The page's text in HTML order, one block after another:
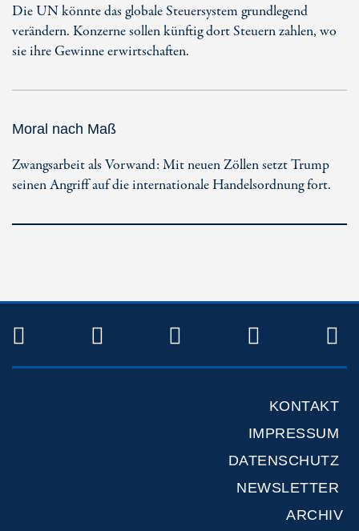
Die UN könnte das globale Steuersystem grundlegend
verändern. Konzerne sollen künftig dort Steuern zahlen, wo
sie ihre Gewinne erwirtschaften.
Moral nach Maß
Zwangsarbeit als Vorwand: Mit neuen Zöllen setzt Trump
seinen Angriff auf die internationale Handelsordnung fort.
TWITTERFACEBOOKINSTAGRAM
KONTAKT
IMPRESSUM
DATENSCHUTZ
NEWSLETTER
ARCHIV